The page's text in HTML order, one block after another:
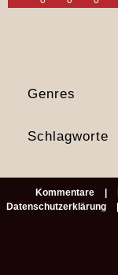
Genres
Schlagworte
Kommentare
Datenschutzerklärung